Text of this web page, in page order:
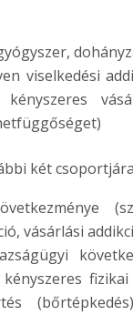
viselkedési
két
vásárlási